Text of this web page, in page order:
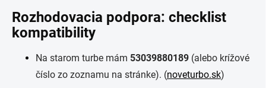
Rozhodovacia podpora: checklist
kompatibility
Na starom turbe mám 53039880189 (alebo krížové
číslo zo zoznamu na stránke). (noveturbo.sk)